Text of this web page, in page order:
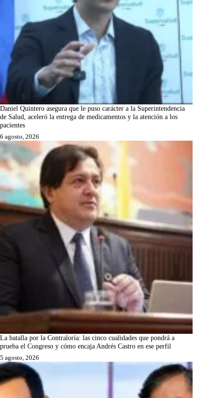
Daniel Quintero asegura que le puso carácter a la Superintendencia
de Salud, aceleró la entrega de medicamentos y la atención a los
pacientes
6 agosto, 2026
La batalla por la Contraloría: las cinco cualidades que pondrá a
prueba el Congreso y cómo encaja Andrés Castro en ese perfil
5 agosto, 2026